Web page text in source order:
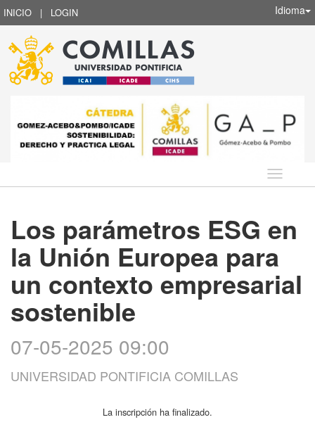
INICIO | LOGIN Idioma
Idioma
Los parámetros ESG en
la Unión Europea para
un contexto empresarial
sostenible
07-05-2025 09:00
UNIVERSIDAD PONTIFICIA COMILLAS
La inscripción ha finalizado.